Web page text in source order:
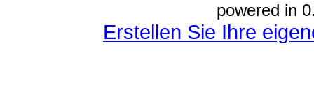
powered in
Erstellen Sie Ihre